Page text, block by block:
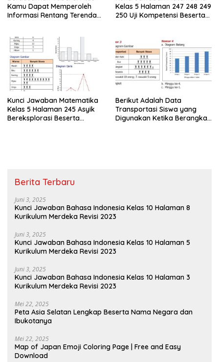
Kamu Dapat Memperoleh
Informasi Rentang Terendah
Kelas 5 Halaman 247 248 249
250 Uji Kompetensi Beserta
Kunci Jawaban Matematika
Kelas 5 Halaman 245 Asyik
Bereksplorasi Beserta
Berikut Adalah Data
Transportasi Siswa yang
Digunakan Ketika Berangkat
Berita Terbaru
Juni 3, 2025
Kunci Jawaban Bahasa Indonesia Kelas 10 Halaman 8
Kurikulum Merdeka Revisi 2023
Juni 3, 2025
Kunci Jawaban Bahasa Indonesia Kelas 10 Halaman 5
Kurikulum Merdeka Revisi 2023
Juni 3, 2025
Kunci Jawaban Bahasa Indonesia Kelas 10 Halaman 3
Kurikulum Merdeka Revisi 2023
Mei 22, 2025
Peta Asia Selatan Lengkap Beserta Nama Negara dan
Ibukotanya
Mei 22, 2025
Map of Japan Emoji Coloring Page | Free and Easy
Download